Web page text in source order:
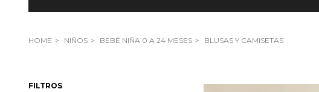
HOME NIÑOS BEBÉ NIÑA 0 A 24 MESES BLUSAS Y CAMISETAS
FILTROS